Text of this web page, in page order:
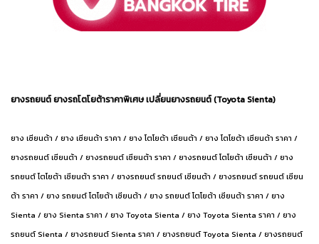
ยางรถยนต์ ยางรถโตโยต้าราคาพิเศษ เปลี่ยนยางรถยนต์ (Toyota Sienta)
ยาง เซียนต้า / ยาง เซียนต้า ราคา / ยาง โตโยต้า เซียนต้า / ยาง โตโยต้า เซียนต้า ราคา /
ยางรถยนต์ เซียนต้า / ยางรถยนต์ เซียนต้า ราคา / ยางรถยนต์ โตโยต้า เซียนต้า / ยาง
รถยนต์ โตโยต้า เซียนต้า ราคา / ยางรถยนต์ รถยนต์ เซียนต้า / ยางรถยนต์ รถยนต์ เซียน
ต้า ราคา / ยาง รถยนต์ โตโยต้า เซียนต้า / ยาง รถยนต์ โตโยต้า เซียนต้า ราคา / ยาง
Sienta / ยาง Sienta ราคา / ยาง Toyota Sienta / ยาง Toyota Sienta ราคา / ยาง
รถยนต์ Sienta / ยางรถยนต์ Sienta ราคา / ยางรถยนต์ Toyota Sienta / ยางรถยนต์